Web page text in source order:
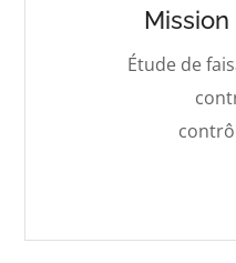
Étude de